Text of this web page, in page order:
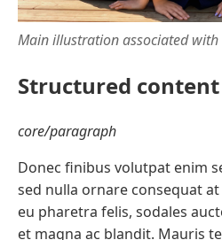
Main illustration associated with
Structured content
core/paragraph
Donec finibus volutpat enim
sed nulla ornare consequat
eu pharetra felis, sodales
et magna ac blandit. Mauris